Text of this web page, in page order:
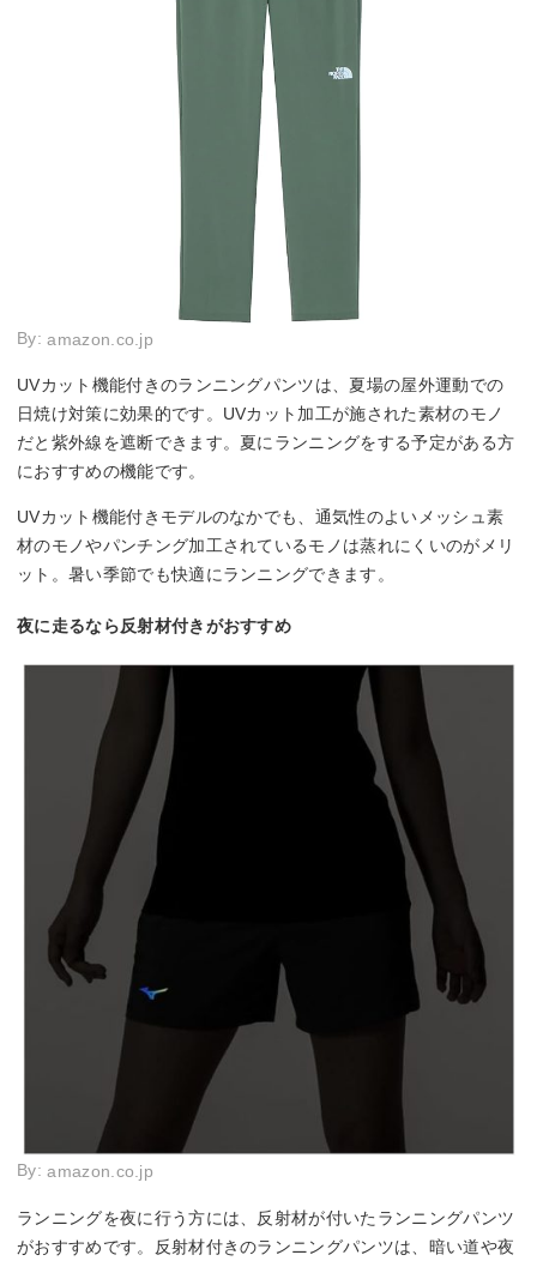
By:amazon.co.jp
UVカット機能付きのランニングパンツは、夏場の屋外運動での
日焼け対策に効果的です。UVカット加工が施された素材のモノ
だと紫外線を遮断できます。夏にランニングをする予定がある方
におすすめの機能です。
UVカット機能付きモデルのなかでも、通気性のよいメッシュ素
材のモノやパンチング加工されているモノは蒸れにくいのがメリ
ット。暑い季節でも快適にランニングできます。
夜に走るなら反射材付きがおすすめ
By:amazon.co.jp
ランニングを夜に行う方には、反射材が付いたランニングパンツ
がおすすめです。反射材付きのランニングパンツは、暗い道や夜